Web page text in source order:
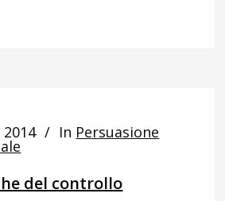
In Persuasione
del controllo